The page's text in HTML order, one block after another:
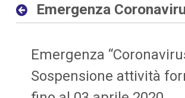
Emergenza
Emergenza
Sospensione attività